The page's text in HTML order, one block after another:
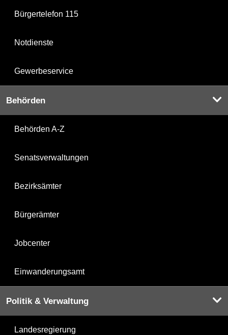
Bürgertelefon 115
Notdienste
Gewerbeservice
Behörden
Behörden A-Z
Senatsverwaltungen
Bezirksämter
Bürgerämter
Jobcenter
Einwanderungsamt
Politik & Verwaltung
Landesregierung